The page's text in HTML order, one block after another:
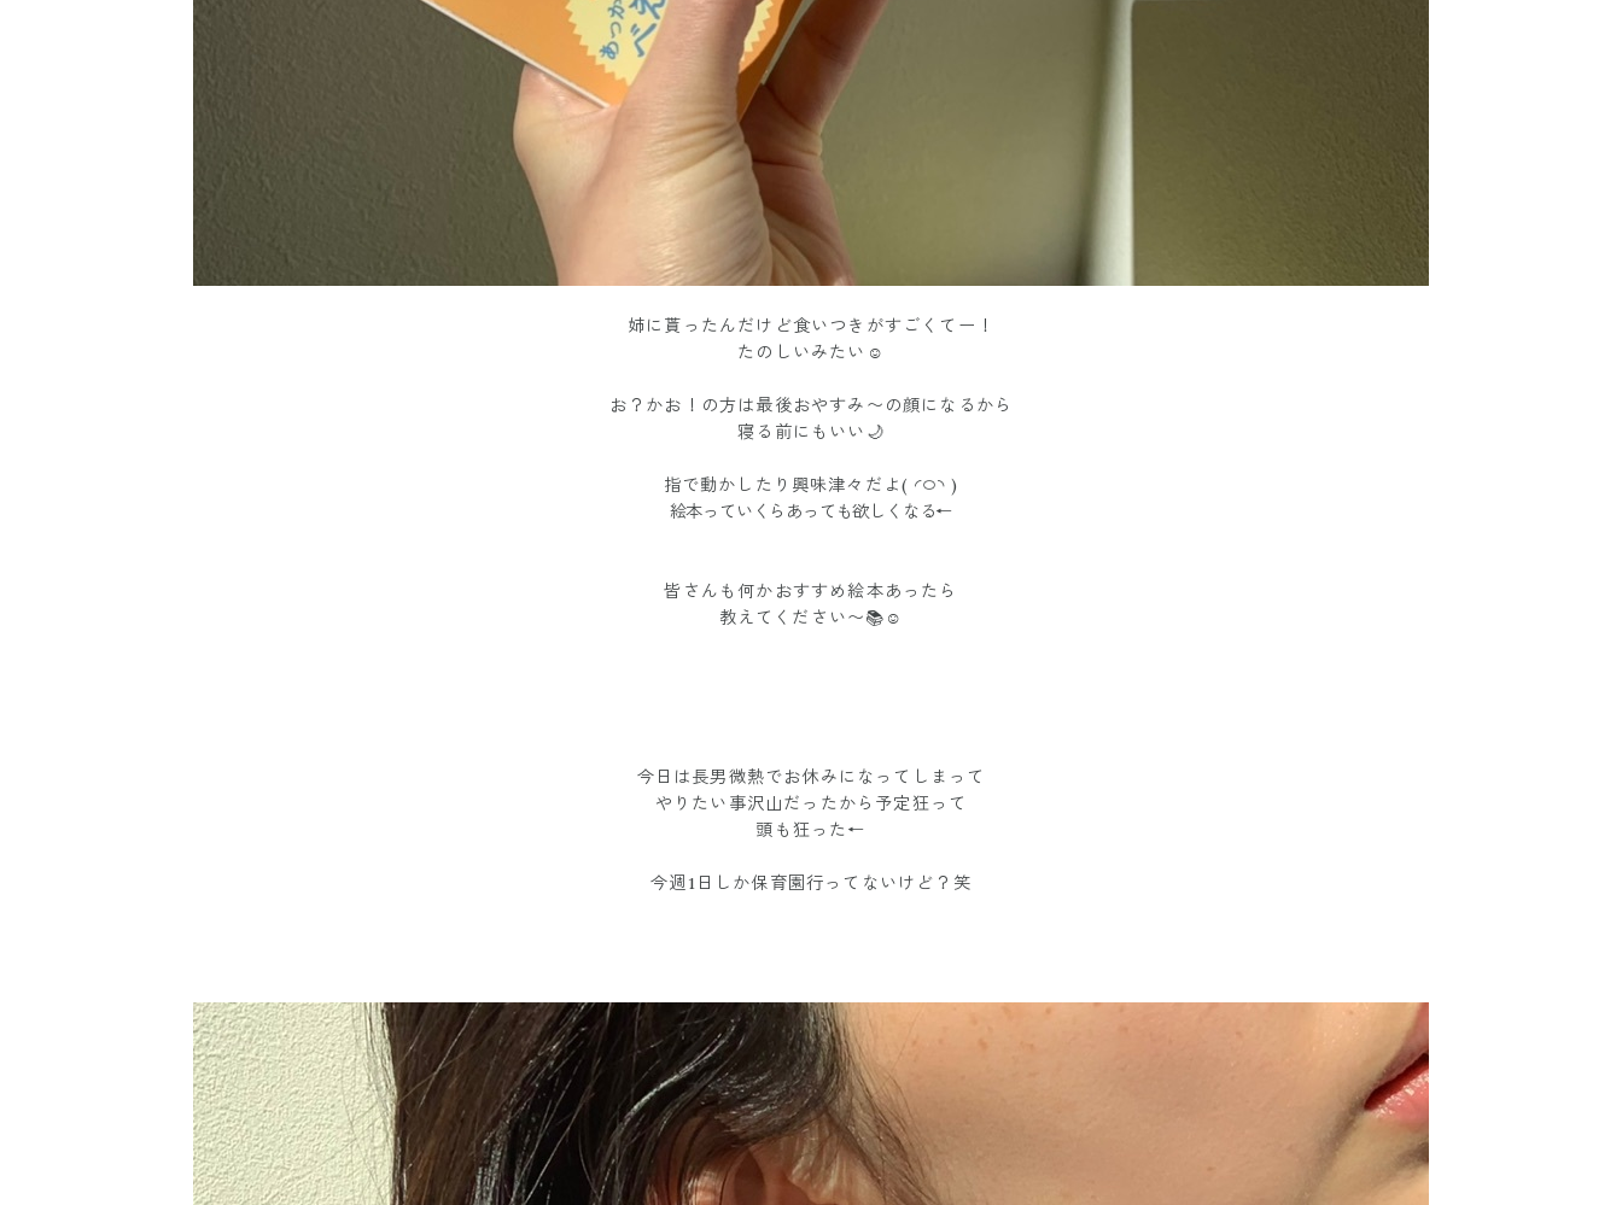
姉に貰ったんだけど食いつきがすごくてー！
たのしいみたい☺︎
お？かお！の方は最後おやすみ〜の顔になるから
寝る前にもいい🌙
指で動かしたり興味津々だよ( ◜࿀◝ )
絵本っていくらあっても欲しくなる←
皆さんも何かおすすめ絵本あったら
教えてください〜📚☺️
今日は長男微熱でお休みになってしまって
やりたい事沢山だったから予定狂って
頭も狂った←
今週1日しか保育園行ってないけど？笑